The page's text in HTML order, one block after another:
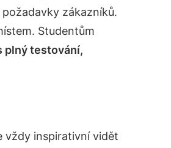
zákazníků.
Studentům
plný testování,
vždy inspirativní vidět